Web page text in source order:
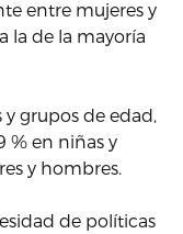
entre mujeres y
la de la mayoría
y grupos de edad,
% en niñas y
y hombres.
de políticas